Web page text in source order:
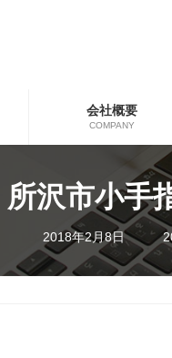
会社概要
COMPANY
所沢市小手
2018年2月8日